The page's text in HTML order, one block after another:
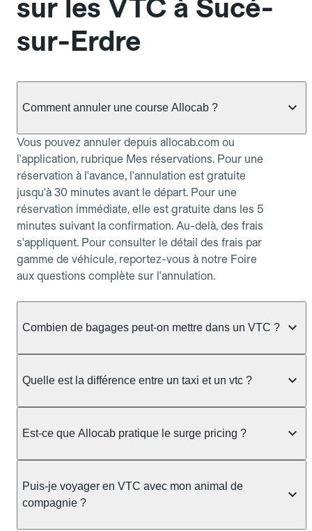
sur les VTC à Sucé-
sur-Erdre
Comment annuler une course Allocab ?
Vous pouvez annuler depuis allocab.com ou
l'application, rubrique Mes réservations. Pour une
réservation à l'avance, l'annulation est gratuite
jusqu'à 30 minutes avant le départ. Pour une
réservation immédiate, elle est gratuite dans les 5
minutes suivant la confirmation. Au-delà, des frais
s'appliquent. Pour consulter le détail des frais par
gamme de véhicule, reportez-vous à notre Foire
aux questions complète sur l'annulation.
Combien de bagages peut-on mettre dans un VTC ?
réservée :
Berline, Green, Berline Affaires, VAO : jusqu'à 3
Moto-taxi : jusqu'à 2 bagages cabine TPMR : 1
bagage
Le prix de la course ne change pas selon le
nombre de bagages. Si vous avez des bagages
Quelle est la différence entre un taxi et un vtc ?
dans la rue ou à une station, avec un tarif calculé au
réservation préalable et propose un prix fixe connu
à l'avance, sans mauvaise surprise ni frais cachés.
Chez Allocab, tous les chauffeurs sont des
Est-ce que Allocab pratique le surge pricing ?
prix de votre course est calculé et affiché avant la
validation de la réservation, puis fixé définitivement.
Puis-je voyager en VTC avec mon animal de
compagnie ?